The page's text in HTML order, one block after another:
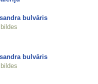
bulvāris
bulvāris